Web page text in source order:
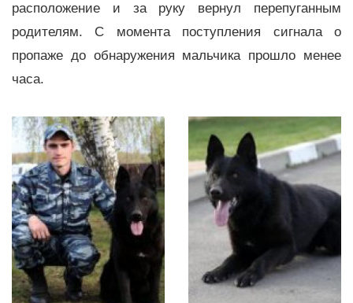
расположение и за руку вернул перепуганным
родителям. С момента поступления сигнала о
пропаже до обнаружения мальчика прошло менее
часа.